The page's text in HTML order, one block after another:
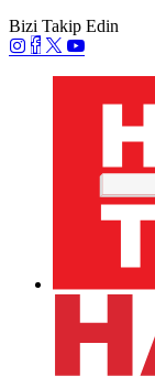
Bizi Takip Edin